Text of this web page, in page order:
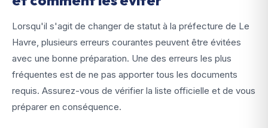
Lorsqu'il s'agit de changer de statut à la préfecture de Le
Havre, plusieurs erreurs courantes peuvent être évitées
avec une bonne préparation. Une des erreurs les plus
fréquentes est de ne pas apporter tous les documents
requis. Assurez-vous de vérifier la liste officielle et de vous
préparer en conséquence.